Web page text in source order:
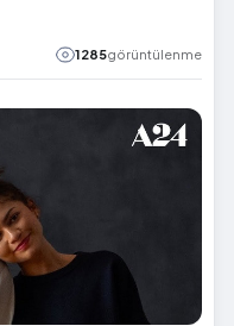
1285görüntülenme